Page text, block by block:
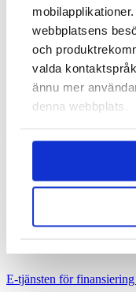
webbplatsens
och
valda
ännu mer
denna webbplats.
Stöd och
Stöd och
Kontakta oss
Vanliga
Logga in i våra
Ta del av vårt digitala
My Business Finland
Med hjälp av tjänsten
företag samt
E-tjänsten för finansiering